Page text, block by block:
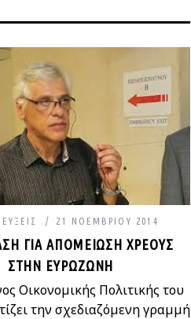
21 ΝΟΕΜΒΡΊΟΥ 2014
ΓΙΑ ΑΠΟΜΕΊΩΣΗ ΧΡΈΟΥΣ
ΣΤΗΝ ΕΥΡΩΖΏΝΗ
Οικονομικής Πολιτικής του
την σχεδιαζόμενη γραμμή